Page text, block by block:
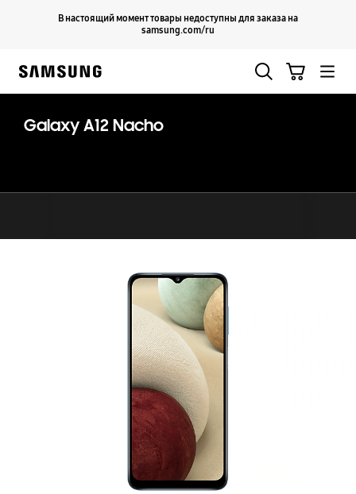
В настоящий момент товары недоступны для заказа на
samsung.com/ru
Продолжить
Galaxy A12 Nacho